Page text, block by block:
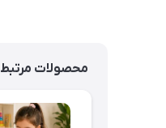
محصولات مرتبط